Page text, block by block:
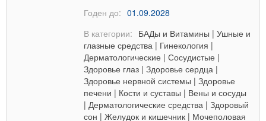
Годен до: 01.09.2028
В категории: БАДы и Витамины | Ушные и
глазные средства | Гинекология |
Дерматологические | Сосудистые |
Здоровье глаз | Здоровье сердца |
Здоровье нервной системы | Здоровье
печени | Кости и суставы | Вены и сосуды
| Дерматологические средства | Здоровый
сон | Желудок и кишечник | Мочеполовая